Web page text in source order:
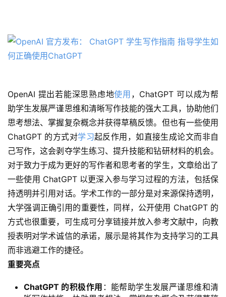
OpenAI 提出若能深思熟虑地使用 ，ChatGPT 可以成为帮
助学生发展严谨思维和清晰写作技能的强大工具，协助他们
思考想法、掌握复杂概念并获得草稿反馈。但也有一些使用
ChatGPT 的方式对学习起反作用，如直接生成论文而非自
己写作，这会剥夺学生练习、提升技能和钻研材料的机会。
对于致力于成为更好的写作者和思考者的学生，文章给出了
一些使用 ChatGPT 以更深入参与学习过程的方法，包括保
持透明并引用对话。学术工作的一部分是对来源保持透明，
大学强调正确引用的重要性，同样，公开使用 ChatGPT 的
方式也很重要，可生成可分享链接并放入参考文献中，向教
授表明对学术诚信的承诺，展示是将其作为支持学习的工具
而非逃避工作的捷径。
重要亮点
ChatGPT 的积极作用 ：能帮助学生发展严谨思维和清